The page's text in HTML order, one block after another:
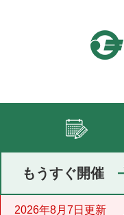
で
重要なお知らせ
2026年8月7日更新
もうすぐ開催